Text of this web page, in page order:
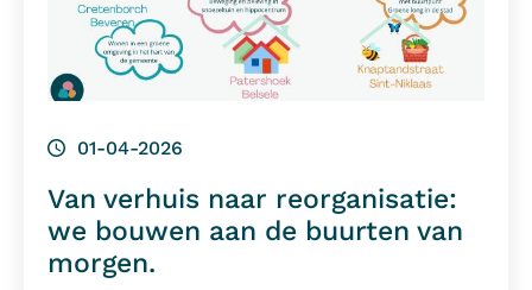
01-04-2026
Van verhuis naar reorganisatie:
we bouwen aan de buurten van
morgen.